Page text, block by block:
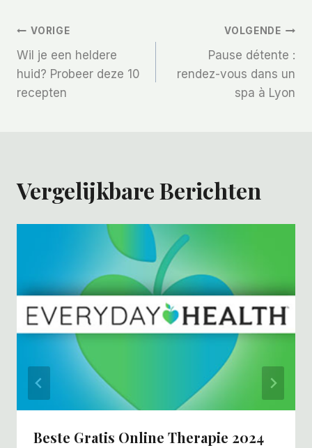
Bericht
Navigatie
VORIGE
Wil je een heldere
huid? Probeer deze 10
recepten
VOLGENDE
Pause détente :
rendez-vous dans un
spa à Lyon
Vergelijkbare Berichten
Beste Gratis Online Therapie 2024